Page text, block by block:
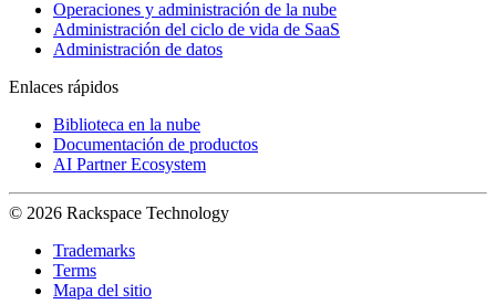
Operaciones y administración de la nube
Administración del ciclo de vida de SaaS
Administración de datos
Enlaces rápidos
Biblioteca en la nube
Documentación de productos
AI Partner Ecosystem
© 2026 Rackspace Technology
Trademarks
Terms
Mapa del sitio